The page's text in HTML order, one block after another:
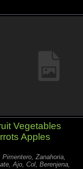
Vegetables
Apples
Zanahoria,
Ajo, Col, Berenjena,